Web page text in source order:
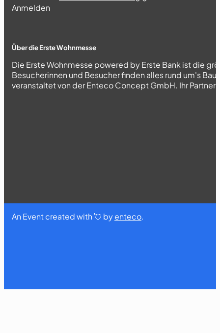
Abschnitt
Anmelden
Über die Erste Wohnmesse
Die Erste Wohnmesse powered by Erste Bank ist die
Besucherinnen und Besucher finden alles rund um's
veranstaltet von der Enteco Concept GmbH. Ihr Partner
An Event created with 💘 byenteco.